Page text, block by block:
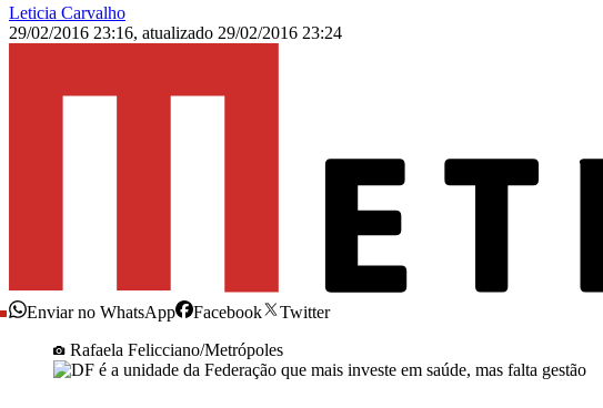
Leticia Carvalho
29/02/2016 23:16, atualizado 29/02/2016 23:24
Enviar no WhatsApp Facebook
Twitter
Rafaela Felicciano/Metrópoles